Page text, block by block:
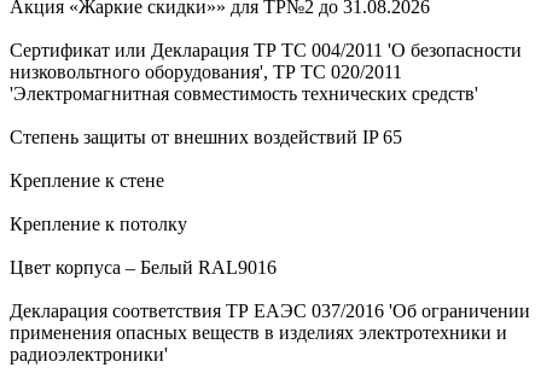
Акция «Жаркие скидки»» для ТР№2 до 31.08.2026
Сертификат или Декларация ТР ТС 004/2011 'О безопасности
низковольтного оборудования', ТР ТС 020/2011
'Электромагнитная совместимость технических средств'
Степень защиты от внешних воздействий IP 65
Крепление к стене
Крепление к потолку
Цвет корпуса – Белый RAL9016
Декларация соответствия ТР ЕАЭС 037/2016 'Об ограничении
применения опасных веществ в изделиях электротехники и
радиоэлектроники'